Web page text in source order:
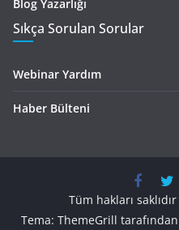
Blog Yazarlığı
Sıkça Sorulan Sorular
Webinar Yardım
Haber Bülteni
Tüm hakları
Tema: ThemeGrill tarafından